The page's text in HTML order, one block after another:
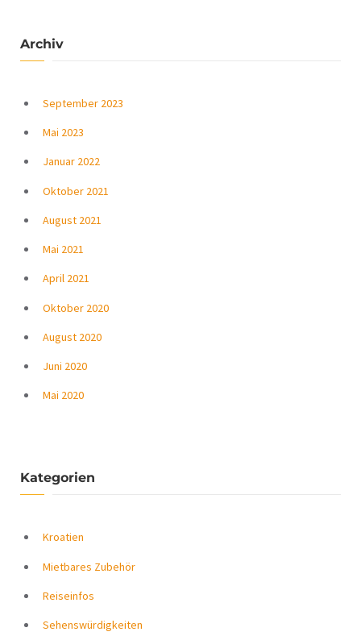
Archiv
September 2023
Mai 2023
Januar 2022
Oktober 2021
August 2021
Mai 2021
April 2021
Oktober 2020
August 2020
Juni 2020
Mai 2020
Kategorien
Kroatien
Mietbares Zubehör
Reiseinfos
Sehenswürdigkeiten